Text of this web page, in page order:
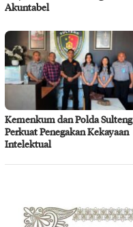
Akuntabel
Kemenkum dan Polda Sulteng
Perkuat Penegakan Kekayaan
Intelektual